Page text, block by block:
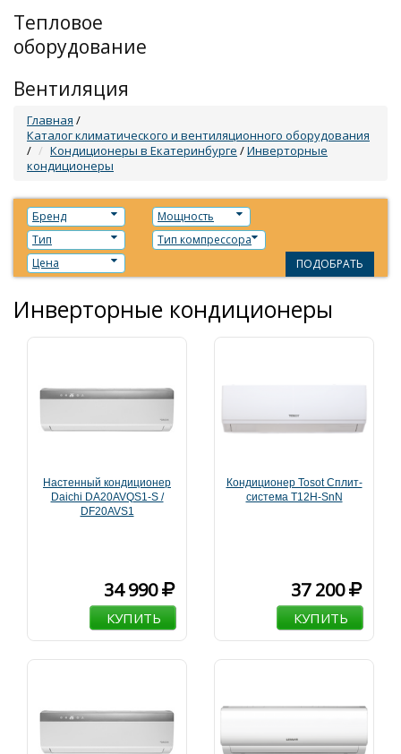
Тепловое
оборудование
Вентиляция
Главная /
Каталог климатического и вентиляционного оборудования
/
Кондиционеры в Екатеринбурге /Инверторные
кондиционеры
Бренд
Мощность
Тип
Тип компрессора
Цена
ПОДОБРАТЬ
Инверторные кондиционеры
Настенный кондиционер
Daichi DA20AVQS1-S /
DF20AVS1
34 990
КУПИТЬ
Кондиционер Tosot Сплит-
система T12H-SnN
37 200
КУПИТЬ